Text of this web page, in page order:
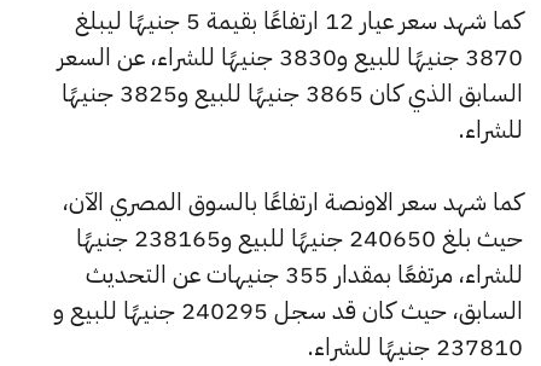
كما شهد سعر عيار 12 ارتفاعًا بقيمة 5 جنيهًا ليبلغ
3870 جنيهًا للبيع و3830 جنيهًا للشراء، عن السعر
السابق الذي كان 3865 جنيهًا للبيع و3825 جنيهًا
للشراء.
كما شهد سعر الاونصة ارتفاعًا بالسوق المصري الآن،
حيث بلغ 240650 جنيهًا للبيع و238165 جنيهًا
للشراء، مرتفعًا بمقدار 355 جنيهات عن التحديث
السابق، حيث كان قد سجل 240295 جنيهًا للبيع و
237810 جنيهًا للشراء.